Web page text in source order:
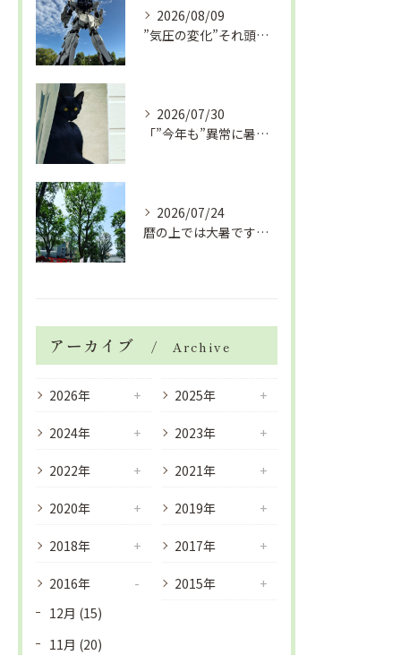
2026/08/09
”気圧の変化”それ頭痛の”たね”ですよ「眼精疲労改善コース」
2026/07/30
「”今年も”異常に暑い夏」酷暑+冷房＝夏風邪、腰痛、ひざの痛...
2026/07/24
暦の上では大暑です！腰痛や肩こりから来る頭痛
アーカイブ Archive
2026年 2025年
2024年 2023年
2022年 2021年
2020年 2019年
2018年 2017年
2016年
12月 (15)
11月 (20)
2015年